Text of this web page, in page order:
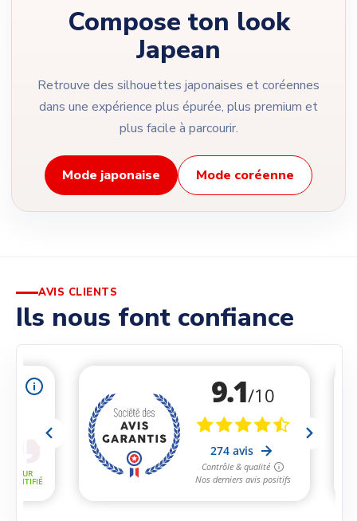
Compose ton look
Japean
Retrouve des silhouettes japonaises et coréennes
dans une expérience plus épurée, plus premium et
plus facile à parcourir.
Mode japonaise Mode coréenne
AVIS CLIENTS
Ils nous font confiance